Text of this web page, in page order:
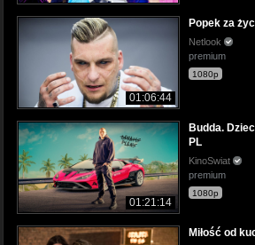
01:06:44
Popek za
Netlook
premium
1080p
01:21:14
Budda.
PL
KinoSwiat
premium
1080p
Miłość od